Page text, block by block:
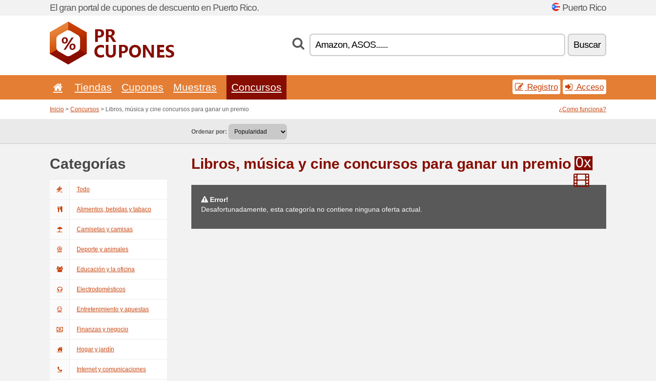
El gran portal de cupones de descuento en Puerto Rico. Puerto Rico
Buscar
Tiendas Cupones Muestras Concursos Registro Acceso
Inicio > Concursos > Libros, música y cine concursos para ganar un premio ¿Como funciona?
Ordenar por:
Categorías
Todo
Alimentos, bebidas y tabaco
Camisetas y camisas
Deporte y animales
Educación y la oficina
Electrodomésticos
Entretenimiento y apuestas
Finanzas y negocio
Hogar y jardín
Internet y comunicaciones
Libros, música y cine concursos para ganar un premio 0x
Error!
Desafortunadamente, esta categoría no contiene ninguna oferta actual.